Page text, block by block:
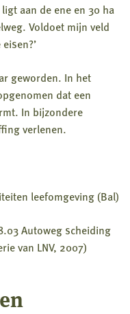
aan de ene en 30 ha
Voldoet mijn veld
geworden. In het
dat een
In bijzondere
verlenen.
leefomgeving (Bal)
Autoweg scheiding
van LNV, 2007)